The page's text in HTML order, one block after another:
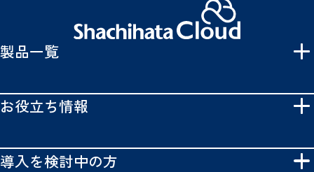
製品一覧
お役立ち情報
導入を検討中の方